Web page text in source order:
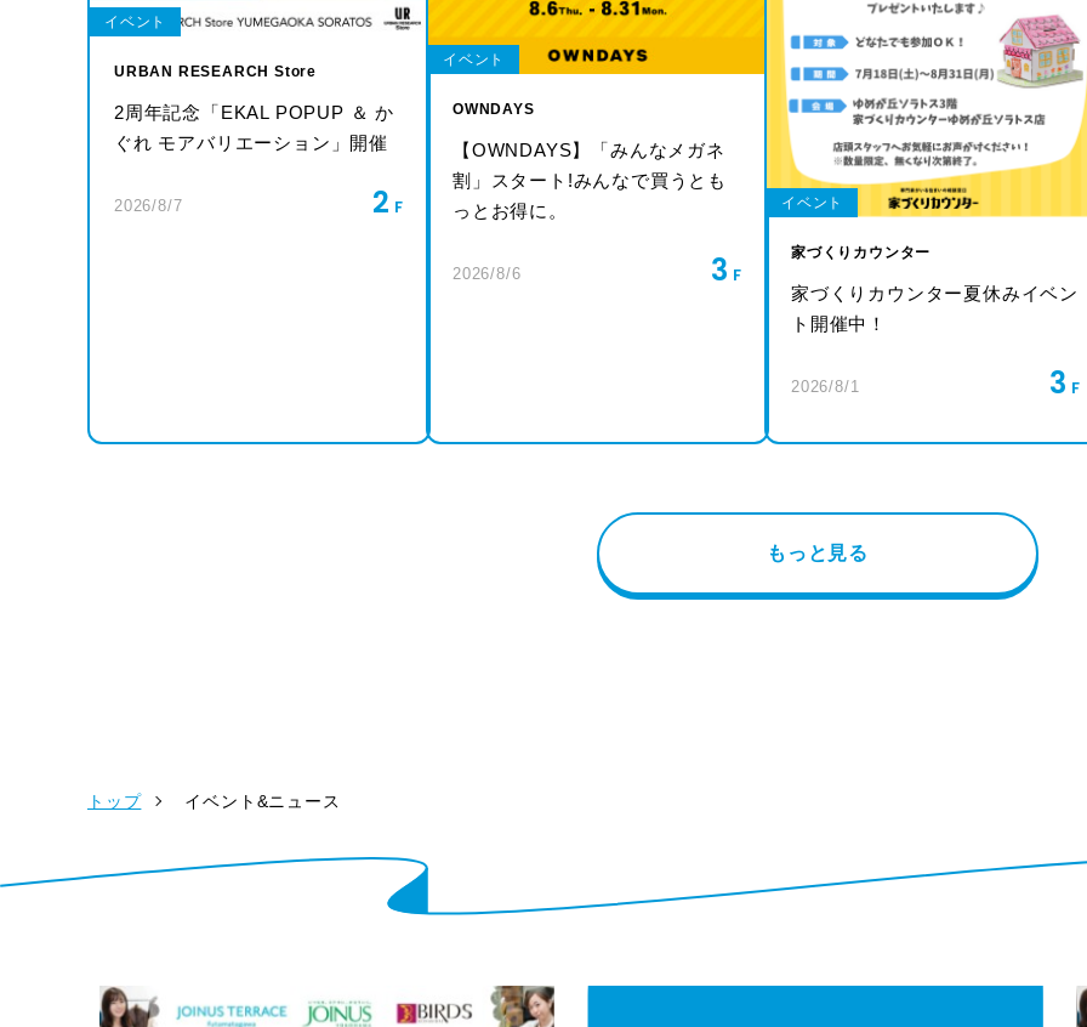
イベント
URBAN RESEARCH Store
2周年記念「EKAL POPUP ＆ か
ぐれ モアバリエーション」開催
2026/8/7 2
イベント
OWNDAYS
【OWNDAYS】「みんなメガネ
割」スタート!みんなで買うとも
っとお得に。
2026/8/6 3
イベント
家づくりカウンター
家づくりカウンター夏休みイベン
ト開催中！
2026/8/1 3
もっと見る
トップ イベント&ニュース